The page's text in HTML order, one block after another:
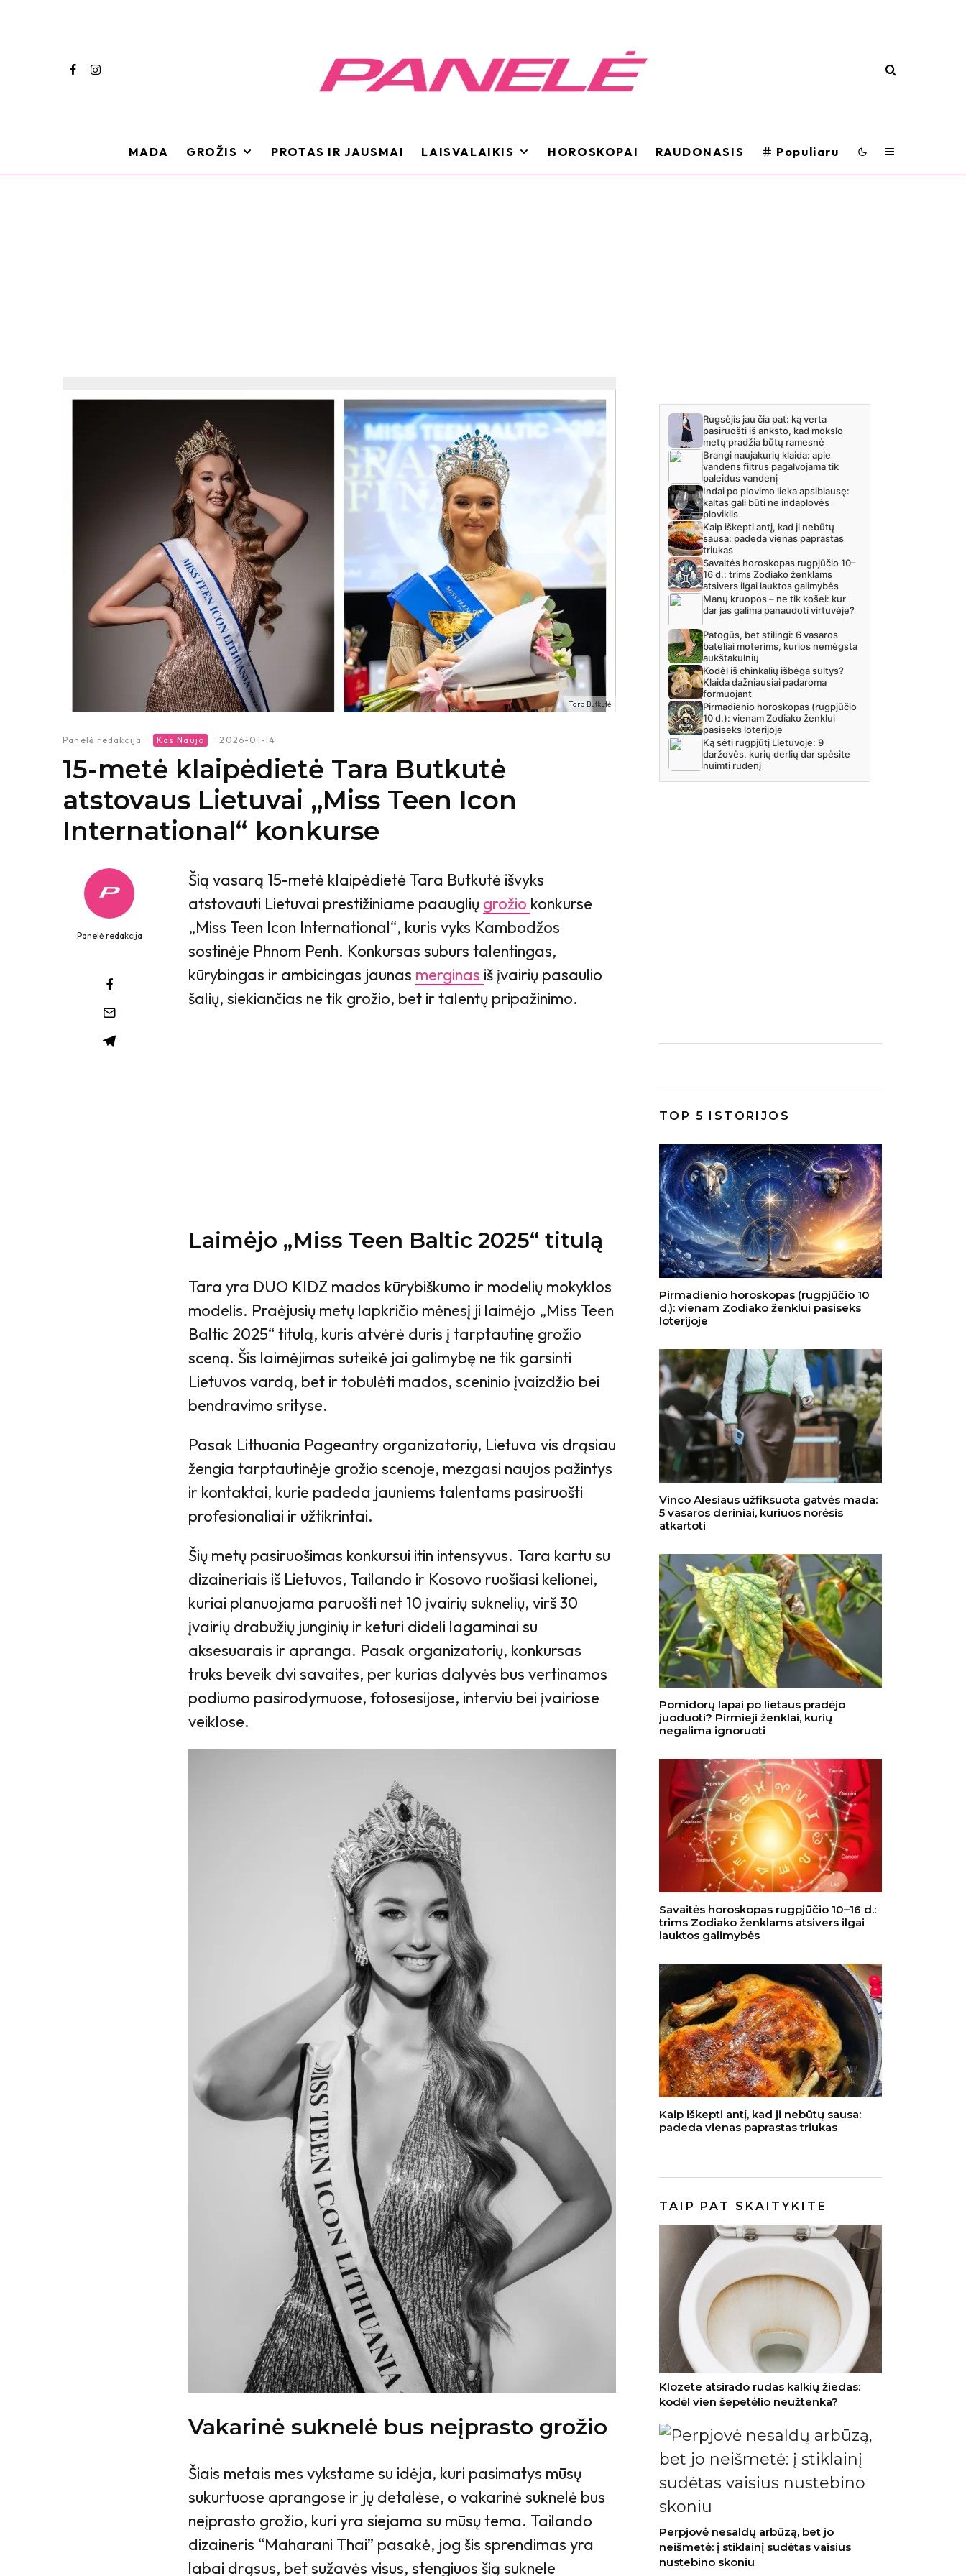
MADA GROŽIS PROTAS IR JAUSMAI LAISVALAIKIS HOROSKOPAI RAUDONASIS Populiaru
Tara Butkutė
Panelė redakcija · Kas Naujo · 2026-01-14
15-metė klaipėdietė Tara Butkutė
atstovaus Lietuvai „Miss Teen Icon
International“ konkurse
Panelė redakcija
Šią vasarą 15-metė klaipėdietė Tara Butkutė išvyks
atstovauti Lietuvai prestižiniame paauglių grožio konkurse
„Miss Teen Icon International“, kuris vyks Kambodžos
sostinėje Phnom Penh. Konkursas suburs talentingas,
kūrybingas ir ambicingas jaunas merginas iš įvairių pasaulio
šalių, siekiančias ne tik grožio, bet ir talentų pripažinimo.
Laimėjo „Miss Teen Baltic 2025“ titulą
Tara yra DUO KIDZ mados kūrybiškumo ir modelių mokyklos
modelis. Praėjusių metų lapkričio mėnesį ji laimėjo „Miss Teen
Baltic 2025“ titulą, kuris atvėrė duris į tarptautinę grožio
sceną. Šis laimėjimas suteikė jai galimybę ne tik garsinti
Lietuvos vardą, bet ir tobulėti mados, sceninio įvaizdžio bei
bendravimo srityse.
Pasak Lithuania Pageantry organizatorių, Lietuva vis drąsiau
žengia tarptautinėje grožio scenoje, mezgasi naujos pažintys
ir kontaktai, kurie padeda jauniems talentams pasiruošti
profesionaliai ir užtikrintai.
Šių metų pasiruošimas konkursui itin intensyvus. Tara kartu su
dizaineriais iš Lietuvos, Tailando ir Kosovo ruošiasi kelionei,
kuriai planuojama paruošti net 10 įvairių suknelių, virš 30
įvairių drabužių junginių ir keturi dideli lagaminai su
aksesuarais ir apranga. Pasak organizatorių, konkursas
truks beveik dvi savaites, per kurias dalyvės bus vertinamos
podiumo pasirodymuose, fotosesijose, interviu bei įvairiose
veiklose.
Vakarinė suknelė bus neįprasto grožio
Šiais metais mes vykstame su idėja, kuri pasimatys mūsų
sukurtuose aprangose ir jų detalėse, o vakarinė suknelė bus
neįprasto grožio, kuri yra siejama su mūsų tema. Tailando
dizaineris “Maharani Thai” pasakė, jog šis sprendimas yra
labai drąsus, bet sužavės visus, stengiuos šią suknele
TOP 5 ISTORIJOS
Pirmadienio horoskopas (rugpjūčio 10
d.): vienam Zodiako ženklui pasiseks
loterijoje
Vinco Alesiaus užfiksuota gatvės mada:
5 vasaros deriniai, kuriuos norėsis
atkartoti
Pomidorų lapai po lietaus pradėjo
juoduoti? Pirmieji ženklai, kurių
negalima ignoruoti
Savaitės horoskopas rugpjūčio 10–16 d.:
trims Zodiako ženklams atsivers ilgai
lauktos galimybės
Kaip iškepti antį, kad ji nebūtų sausa:
padeda vienas paprastas triukas
TAIP PAT SKAITYKITE
Klozete atsirado rudas kalkių žiedas:
kodėl vien šepetėlio neužtenka?
Perpjovė nesaldų arbūzą, bet jo
neišmetė: į stiklainį sudėtas vaisius
nustebino skoniu